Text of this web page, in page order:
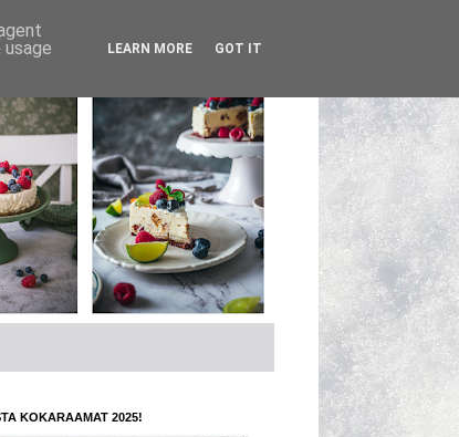
KOKARAAMAT 2025!
LEARN MORE GOT IT